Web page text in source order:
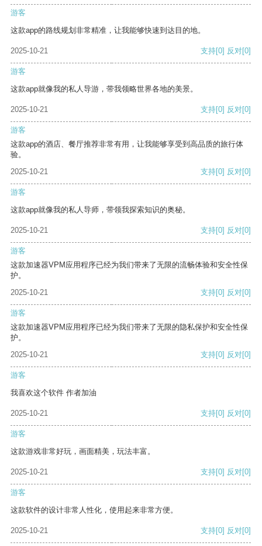
游客
这款app的路线规划非常精准，让我能够快速到达目的地。
2025-10-21 支持[0] 反对[0]
游客
这款app就像我的私人导游，带我领略世界各地的美景。
2025-10-21 支持[0] 反对[0]
游客
这款app的酒店、餐厅推荐非常有用，让我能够享受到高品质的旅行体
验。
2025-10-21
支持[0] 反对[0]
游客
这款app就像我的私人导师，带领我探索知识的奥秘。
2025-10-21 支持[0] 反对[0]
游客
这款加速器VPM应用程序已经为我们带来了无限的流畅体验和安全性保
护。
2025-10-21
支持[0] 反对[0]
游客
这款加速器VPM应用程序已经为我们带来了无限的隐私保护和安全性保
护。
2025-10-21
支持[0] 反对[0]
游客
我喜欢这个软件 作者加油
2025-10-21 支持[0] 反对[0]
游客
这款游戏非常好玩，画面精美，玩法丰富。
2025-10-21 支持[0] 反对[0]
游客
这款软件的设计非常人性化，使用起来非常方便。
2025-10-21 支持[0] 反对[0]